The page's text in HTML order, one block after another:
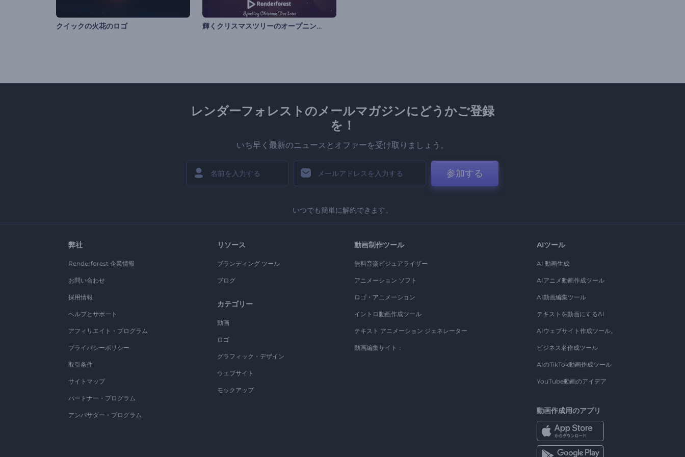
クイックの火花のロゴ 輝くクリスマスツリーのオープニング
レンダーフォレストのメールマガジンにどうかご登録
を！
いち早く最新のニュースとオファーを受け取りましょう。
参加する
いつでも簡単に解約できます。
弊社
Renderforest 企業情報
お問い合わせ
採用情報
ヘルプとサポート
アフィリエイト・プログラム
プライバシーポリシー
取引条件
サイトマップ
パートナー・プログラム
アンバサダー・プログラム
リソース
ブランディング ツール
ブログ
カテゴリー
動画
ロゴ
グラフィック・デザイン
ウエブサイト
モックアップ
動画制作ツール
無料音楽ビジュアライザー
アニメーション ソフト
ロゴ・アニメーション
イントロ動画作成ツール
テキスト アニメーション ジェネレーター
動画編集サイト：
AIツール
AI 動画生成
AIアニメ動画作成ツール
AI動画編集ツール
テキストを動画にするAI
AIウェブサイト作成ツール。
ビジネス名作成ツール
AIのTikTok動画作成ツール
YouTube動画のアイデア
動画作成用のアプリ